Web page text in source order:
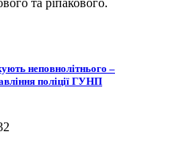
та ріпакового.
неповнолітнього –
поліції ГУНП